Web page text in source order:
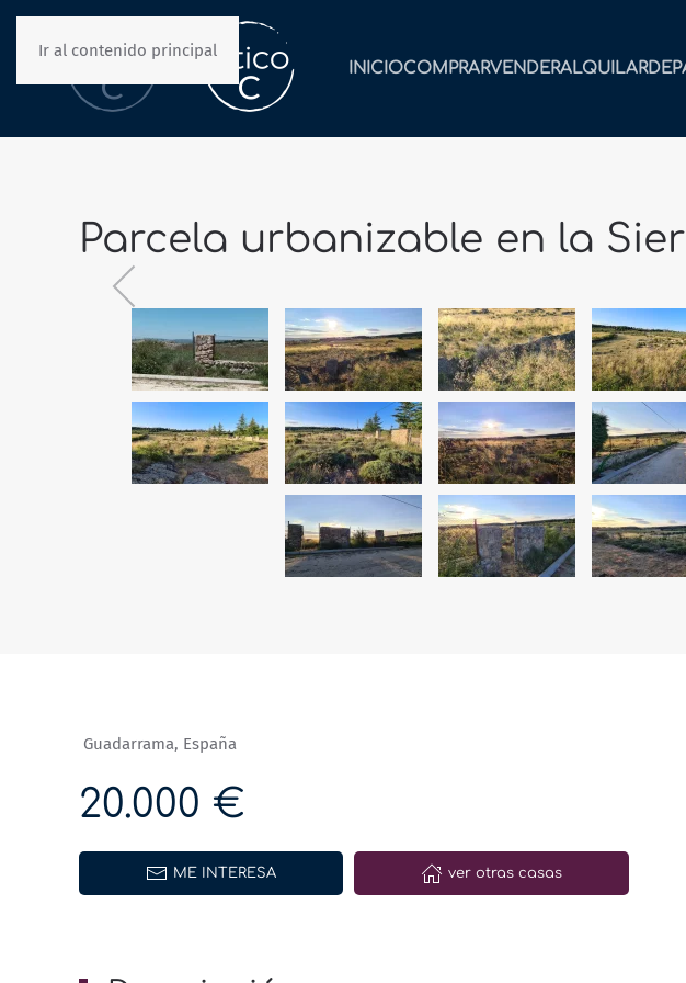
Ir al contenido principal
INICIOCOMPRARVENDERALQUILAR
Parcela urbanizable en la
Guadarrama, España
20.000 €
ME INTERESA ver otras casas